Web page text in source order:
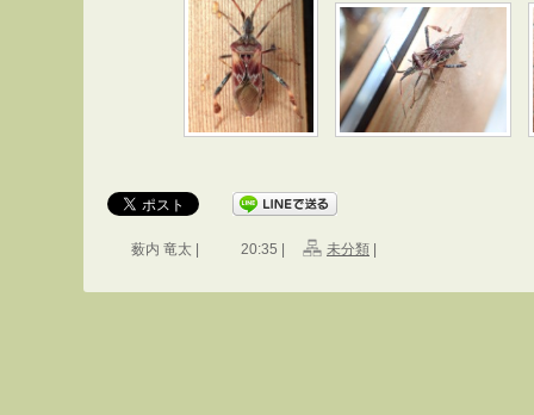
薮内 竜太 | 20:35 | 未分類